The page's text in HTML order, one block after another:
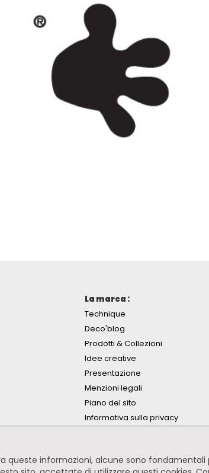
La marca :
Technique
Deco'blog
Prodotti & Collezioni
Idee creative
Presentazione
Menzioni legali
Piano del sito
Informativa sulla privacy
queste informazioni, alcune sono